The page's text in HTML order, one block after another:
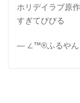
ホリデイラブ原
すぎてびびる
— ∠™️®︎ふるやん